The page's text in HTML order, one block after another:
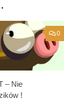
0
– Nie
!